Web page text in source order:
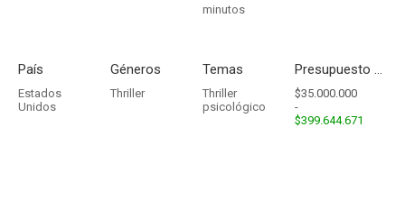
minutos
País
Estados
Unidos
Géneros
Thriller
Temas
Thriller
psicológico
Presupuesto - Ingresos
$35.000.000
-
$399.644.671